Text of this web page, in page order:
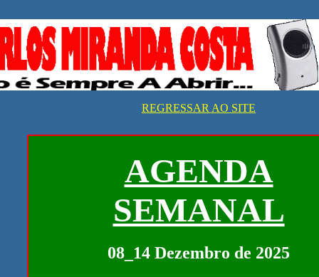
REGRESSAR AO SITE
AGENDA
SEMANAL
08_14 Dezembro de 2025